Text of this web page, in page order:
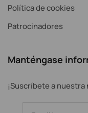
Política de cookies
Patrocinadores
Manténgase
¡Suscríbete a